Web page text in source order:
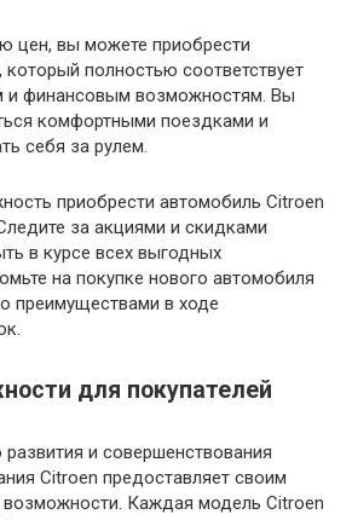
цен, вы можете приобрести
полностью соответствует
и финансовым возможностям. Вы
комфортными поездками и
себя за рулем.
приобрести автомобиль Citroen
за акциями и скидками
в курсе всех выгодных
на покупке нового автомобиля
преимуществами в ходе
для покупателей
и совершенствования
Citroen предоставляет своим
возможности. Каждая модель Citroen